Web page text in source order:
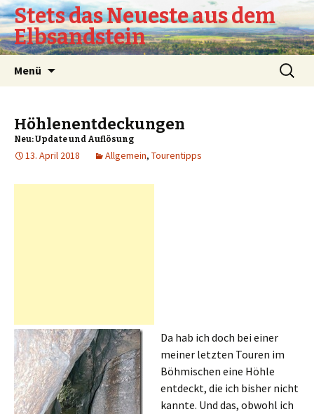
Stets das Neueste aus dem
Elbsandstein
Menü
Suchen
nach:
Höhlenentdeckungen
Neu: Update und Auflösung
13. April 2018 Allgemein, Tourentipps
Da hab ich doch bei einer
meiner letzten Touren im
Böhmischen eine Höhle
entdeckt, die ich bisher nicht
kannte. Und das, obwohl ich